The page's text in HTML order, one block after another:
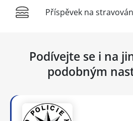
Příspěvek na
Podívejte se i na
podobným